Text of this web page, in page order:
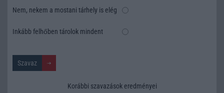
Nem, nekem a mostani tárhely is elég
Inkább felhőben tárolok mindent
Korábbi szavazások eredményei